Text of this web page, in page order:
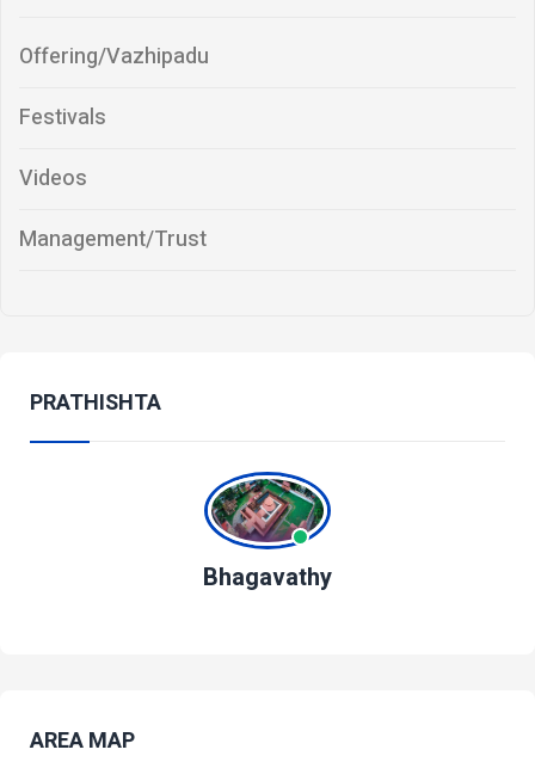
Offering/Vazhipadu
Festivals
Videos
Management/Trust
PRATHISHTA
Bhagavathy
AREA MAP